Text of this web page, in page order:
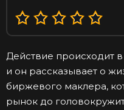
Действие происходит
и он рассказывает о
биржевого маклера,
рынок до